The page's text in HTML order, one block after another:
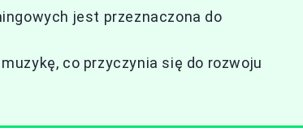
jest przeznaczona do
co przyczynia się do rozwoju